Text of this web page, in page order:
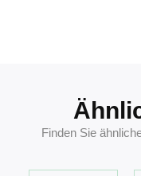
Finden Sie